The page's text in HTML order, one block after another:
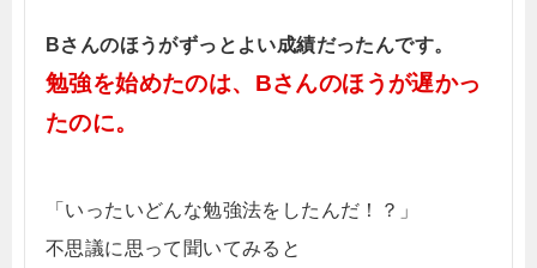
Bさんのほうがずっとよい成績だったんです。
勉強を始めたのは、Bさんのほうが遅かっ
たのに。
「いったいどんな勉強法をしたんだ！？」
不思議に思って聞いてみると